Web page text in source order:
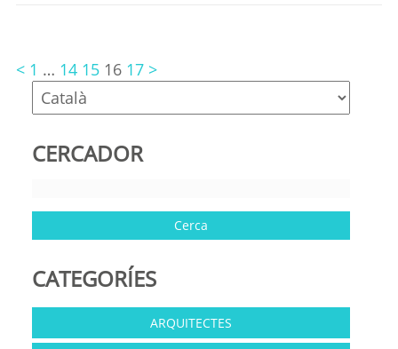
< 1 … 14 15 16 17 >
CERCADOR
CATEGORÍES
ARQUITECTES